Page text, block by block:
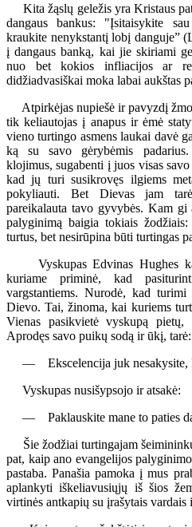
Kita žąslų geležis yra Kristaus
dangaus bankus: "Įsitaisykite
kraukite nenykstantį lobį danguje”
į dangaus banką, kai jie skiriami
nuo bet kokios infliacijos ar
didžiadvasiškai moka labai aukštas
Atpirkėjas nupiešė ir pavyzdį
tik keliautojas į anapus ir ėmė
vieno turtingo asmens laukai davė
ką su savo gėrybėmis
klojimus, sugabenti į juos visas
kad jų turi susikrovęs ilgiems
pokyliauti. Bet Dievas jam
pareikalauta tavo gyvybės. Kam
palyginimą baigia tokiais
turtus, bet nesirūpina būti turtingas
Vyskupas Edvinas Hughes
kuriame priminė, kad
vargstantiems. Nurodė, kad
Dievo. Tai, žinoma, kai kuriems
Vienas pasikvietė vyskupą pietų,
Aprodęs savo puikų sodą ir ūkį, tarė:
— Ekscelencija juk nesakysite,
Vyskupas nusišypsojo ir atsakė:
— Paklauskite mane to paties
Šie žodžiai turtingajam
pat, kaip ano evangelijos
pastaba. Panašia pamoka į mus
aplankyti iškeliavusiųjų iš šios
virtinės antkapių su įrašytais vardais